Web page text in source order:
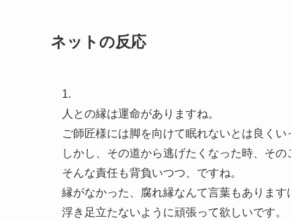
ネットの反応
1.
人との縁は運命がありますね。
ご師匠様には脚を向けて眠れないとは良くい
しかし、その道から逃げたくなった時、そ
そんな責任も背負いつつ、ですね。
縁がなかった、腐れ縁なんて言葉もありま
浮き足立たないように頑張って欲しいです。